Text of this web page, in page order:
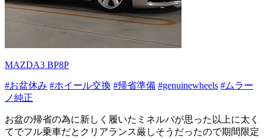
MAZDA3 BP8P
#お盆休み #ホイール交換 #帰省準備 #genuinewheels #ムラー
ノ純正
お盆の帰省の為に新しく履いたミネルバが思った以上に太く
てでフル乗車だとクリアランス厳しそうだったので期間限定